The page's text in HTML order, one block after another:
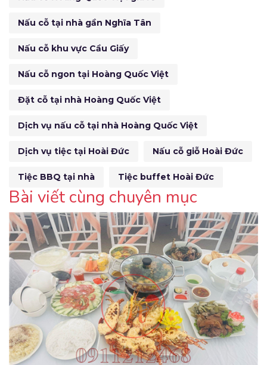
Nấu cỗ tại nhà gần Nghĩa Tân
Nấu cỗ khu vực Cầu Giấy
Nấu cỗ ngon tại Hoàng Quốc Việt
Đặt cỗ tại nhà Hoàng Quốc Việt
Dịch vụ nấu cỗ tại nhà Hoàng Quốc Việt
Dịch vụ tiệc tại Hoài Đức Nấu cỗ giỗ Hoài Đức
Tiệc BBQ tại nhà Tiệc buffet Hoài Đức
Bài viết cùng chuyên mục